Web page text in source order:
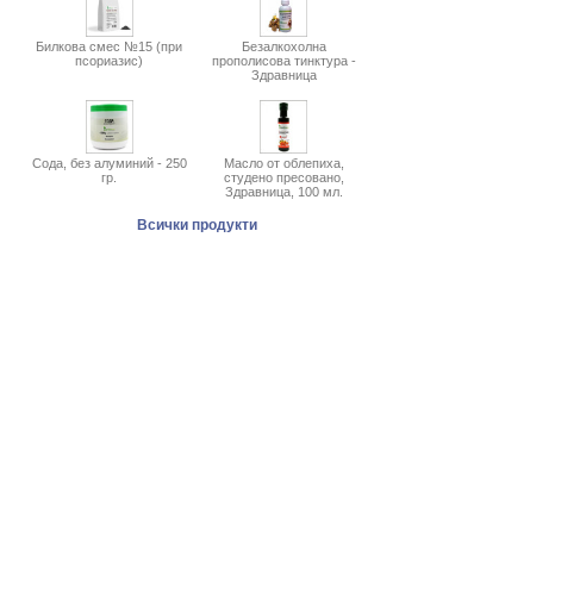
Билкова смес №15 (при
псориазис)
Безалкохолна
прополисова тинктура -
Здравница
Сода, без алуминий - 250
гр.
Масло от облепиха,
студено пресовано,
Здравница, 100 мл.
Всички продукти